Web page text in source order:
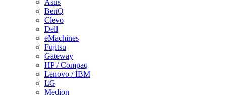
BenQ
Clevo
Dell
eMachines
Fujitsu
Gateway
HP / Compaq
Lenovo / IBM
LG
Medion